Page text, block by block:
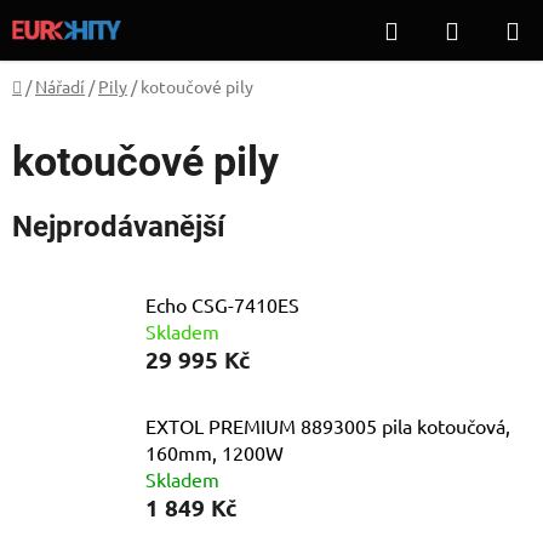
na
obsah
Hledat
KOŠÍK
Domů
/ Nářadí / Pily / kotoučové pily
kotoučové pily
Nejprodávanější
Echo CSG-7410ES
Skladem
29 995 Kč
EXTOL PREMIUM 8893005 pila kotoučová,
160mm, 1200W
Skladem
1 849 Kč